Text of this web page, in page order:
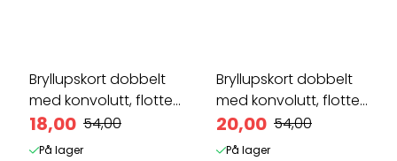
Bryllupskort dobbelt
med konvolutt, flotte
...
18,00 54,00
På lager
Bryllupskort dobbelt
med konvolutt, flotte
...
20,00 54,00
På lager